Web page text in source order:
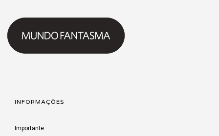
INFORMAÇÕES
Importante